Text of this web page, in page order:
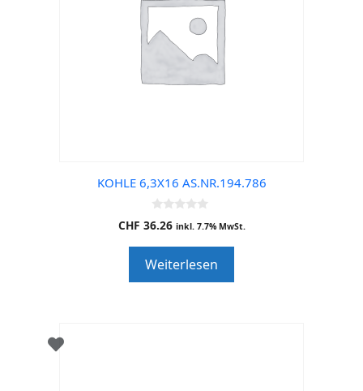
KOHLE 6,3X16 AS.NR.194.786
0
o
o
f
5
CHF 36.26 inkl. 7.7% MwSt.
Weiterlesen